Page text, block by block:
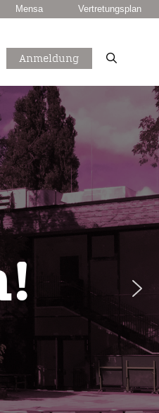
Mensa Vertretungsplan
Driving Licence
PLUS
Anmeldung